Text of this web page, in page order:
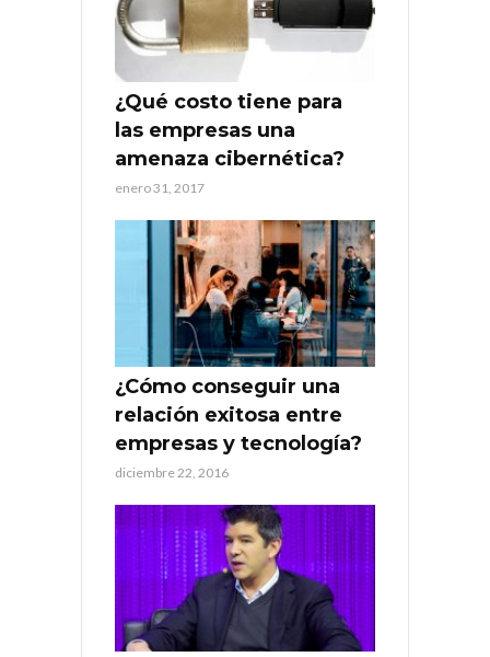
¿Qué costo tiene para
las empresas una
amenaza cibernética?
enero 31, 2017
¿Cómo conseguir una
relación exitosa entre
empresas y tecnología?
diciembre 22, 2016